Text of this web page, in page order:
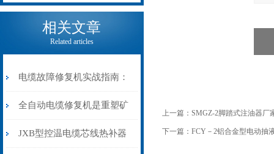
电缆热补机的核心价值
相关文章
Related articles
电缆故障修复机实战指南：
从“盲测”到“精确定点”的三
步作业法
全自动电缆修复机是重塑矿
山电力动脉的“智能外科医
JXB型控温电缆芯线热补器
上一篇： SMGZ-2脚踏式注油器厂
下一篇： FCY－2铝合金型电动抽